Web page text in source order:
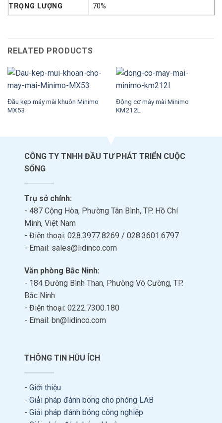
TRỌNG LƯỢNG
70%
RELATED PRODUCTS
Đầu kẹp máy mài khuôn Minimo
MX53
Động cơ máy mài Minimo
KM212L
CÔNG TY TNHH ĐẦU TƯ PHÁT TRIỂN CUỘC
SỐNG
Trụ sở chính:
- 487 Cộng Hòa, Phường Tân Bình, TP. Hồ Chí
Minh, Việt Nam
- Điện thoại: 028.3977.8269 / 028.3601.6797
- Email: sales@lidinco.com
Văn phòng Bắc Ninh:
- 184 Đường Bình Than, Phường Võ Cường, TP.
Bắc Ninh
- Điện thoại: 0222.7300.180
- Email: bn@lidinco.com
THÔNG TIN HỮU ÍCH
- Giới thiệu
- Giải pháp đánh bóng cho phòng LAB
- Giải pháp đánh bóng công nghiệp